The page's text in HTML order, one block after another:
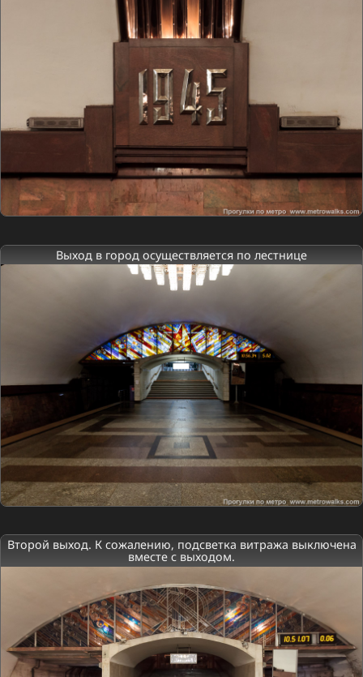
Выход в город осуществляется по лестнице
Второй выход. К сожалению, подсветка витража выключена
вместе с выходом.